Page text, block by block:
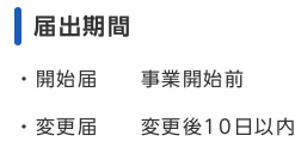
届出期間
・開始届 事業開始前
・変更届 変更後10日以内